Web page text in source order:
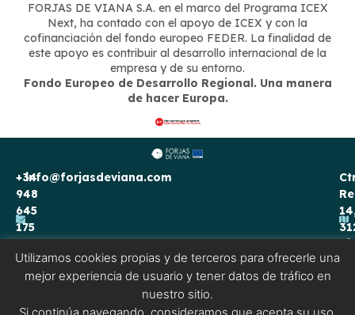
FORJAS DE VIANA S.A. en el marco del Programa ICEX
Next, ha contado con el apoyo de ICEX y con la
cofinanciación del fondo europeo FEDER. La finalidad de
este apoyo es contribuir al desarrollo internacional de la
empresa y de su entorno.
Fondo Europeo de Desarrollo Regional. Una manera
de hacer Europa.
+34
948
645
175
info@forjasdeviana.com
Aviso legalPolítica de CookiesPolítica de privacidad
Utilizamos cookies propias y de terceros para ofrecerle una
mejor experiencia de usuario y tener datos de tráfico en
nuestro sitio.